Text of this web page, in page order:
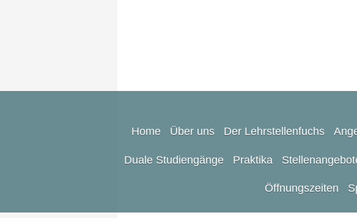
Home Über uns Der Lehrstellenfuchs
Duale Studiengänge Praktika
Öffnungszeiten